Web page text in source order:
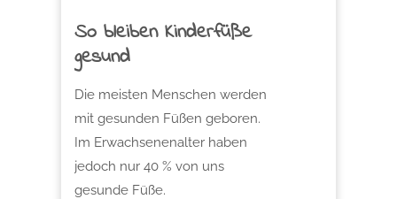
So bleiben Kinderfüße
gesund
Die meisten Menschen werden
mit gesunden Füßen geboren.
Im Erwachsenenalter haben
jedoch nur 40 % von uns
gesunde Füße.